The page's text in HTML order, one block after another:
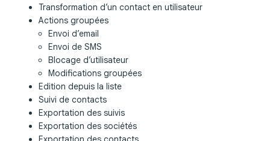
Transformation d’un contact en utilisateur
Actions groupées
Envoi d’email
Envoi de SMS
Blocage d’utilisateur
Modifications groupées
Edition depuis la liste
Suivi de contacts
Exportation des suivis
Exportation des sociétés